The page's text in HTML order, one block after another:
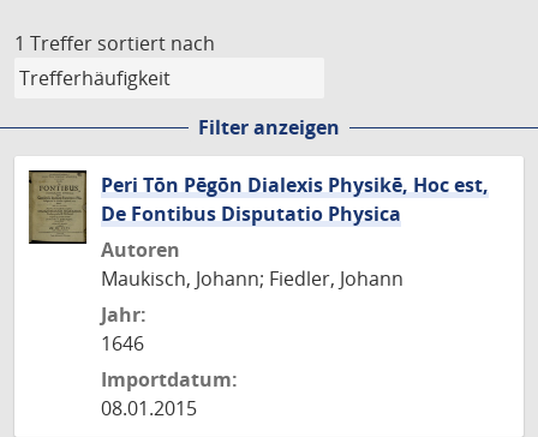
1 Treffer sortiert nach
Filter anzeigen
Peri Tōn Pēgōn Dialexis Physikē, Hoc est,
De Fontibus Disputatio Physica
Autoren
Maukisch, Johann; Fiedler, Johann
Jahr:
1646
Importdatum:
08.01.2015